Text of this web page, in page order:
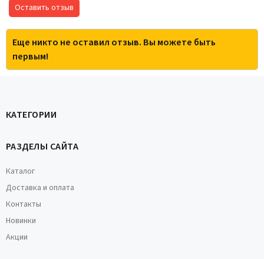
Оставить отзыв
Еще никто не оставил отзыв. Вы можете быть
первым!
КАТЕГОРИИ
РАЗДЕЛЫ САЙТА
Каталог
Доставка и оплата
Контакты
Новинки
Акции